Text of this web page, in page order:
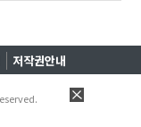
저작권안내